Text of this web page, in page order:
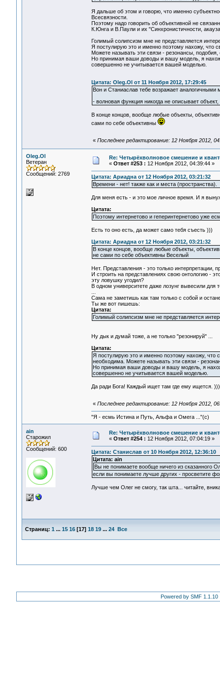
Я дальше об этом и говорю, что именно
Всесвязности.
Поэтому надо говорить об объективной не
К.Юнга и В.Паули и их "Синхронистичности,
Голимый солипсизм мне не представляется
Я постулирую это и именно поэтому нахожу, что
Можете называть эти связи - резонансы,
Но принимая ваши доводы и вашу модель, я
совершенно не учитывается вашей моделью.
Цитата: Oleg.Ol от 11 Ноября 2012, 17:29:45
Вон и Станиаслав тебе возражает
- волновая функция никогда не описывает
В конце концов, вообще любые объекты,
сами по себе объективны
« Последнее редактирование: 12 Ноября 2012,
Oleg.Ol
Ветеран
Сообщений: 2769
Re: Четырёхволновое смешение и
« Ответ #253 : 12 Ноября 2012, 04:39:44 »
Цитата: Ариадна от 12 Ноября 2012, 03:21:32
Времени - нет! также как и места (пространства).
Для меня есть - и это мое личное время. И я
Цитата:
Поэтому интернетово и геперинтернетово уже
Есть то оно есть, да может само тебя съесть )))
Цитата: Ариадна от 12 Ноября 2012, 03:21:32
В конце концов, вообще любые объекты,
не сами по себе объективны Веселый
Нет. Представления - это только интерпретации,
И строить на представлениях свою онтологию -
эту ловушку угодил?
В одном университете даже лозунг вывесили для
Сама не заметишь как там только с собой и
Ты же вот пишешь:
Цитата:
Голимый солипсизм мне не представляется
Ну дык и думай тоже, а не только "резонируй" ...
Цитата:
Я постулирую это и именно поэтому нахожу, что
необходима. Можете называть эти связи -
Но принимая ваши доводы и вашу модель, я
совершенно не учитывается вашей моделью.
Да ради Бога! Каждый ищет там где ему ищется. )))
« Последнее редактирование: 12 Ноября 2012,
"Я - есмь Истина и Путь, Альфа и Омега ..."(с)
ain
Старожил
Сообщений: 600
Re: Четырёхволновое смешение и
« Ответ #254 : 12 Ноября 2012, 07:04:19 »
Цитата: Станислав от 10 Ноября 2012, 12:36:10
Цитата: ain
Вы не понимаете вообще ничего из сказанного
если вы понимаете лучше других - просветите
Лучше чем Олег не смогу, так шта... читайте,
Страниц: 1 ... 15 16[17] 18 19 ... 24 Все
Powered by SMF 1.1.10